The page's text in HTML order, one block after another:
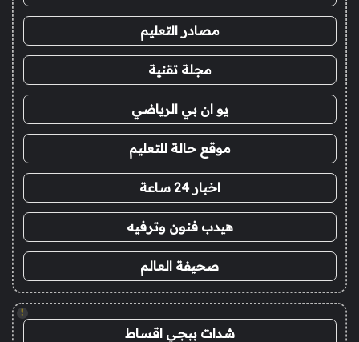
مصادر التعليم
مجلة تقنية
يو ان بي الرياضي
موقع حالة للتعليم
اخبار 24 ساعة
هيدب فنون وترفيه
صحيفة العالم
!
شدات ببجي اقساط